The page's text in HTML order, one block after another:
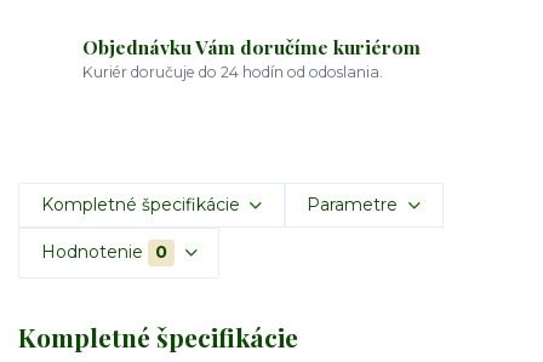
Objednávku Vám doručíme kuriérom
Kuriér doručuje do 24 hodín od odoslania.
Kompletné špecifikácie Parametre
Hodnotenie 0
Kompletné špecifikácie